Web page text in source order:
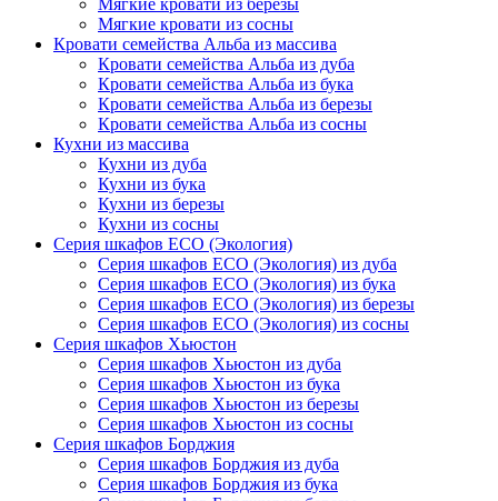
Мягкие кровати из березы
Мягкие кровати из сосны
Кровати семейства Альба из массива
Кровати семейства Альба из дуба
Кровати семейства Альба из бука
Кровати семейства Альба из березы
Кровати семейства Альба из сосны
Кухни из массива
Кухни из дуба
Кухни из бука
Кухни из березы
Кухни из сосны
Серия шкафов ECO (Экология)
Серия шкафов ECO (Экология) из дуба
Серия шкафов ECO (Экология) из бука
Серия шкафов ECO (Экология) из березы
Серия шкафов ECO (Экология) из сосны
Серия шкафов Хьюстон
Серия шкафов Хьюстон из дуба
Серия шкафов Хьюстон из бука
Серия шкафов Хьюстон из березы
Серия шкафов Хьюстон из сосны
Серия шкафов Борджия
Серия шкафов Борджия из дуба
Серия шкафов Борджия из бука